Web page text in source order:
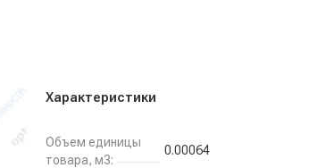
Характеристики
Объем единицы
товара, м3:
0.00064